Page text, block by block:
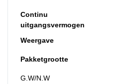
Continu
uitgangsvermogen
Weergave
Pakketgrootte
G.W/N.W